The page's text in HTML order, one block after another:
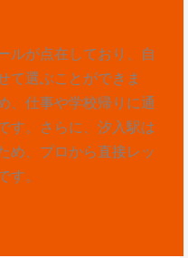
ルが点在しており、自
て選ぶことができま
、仕事や学校帰りに通
す。さらに、汐入駅は
め、プロから直接レッ
。